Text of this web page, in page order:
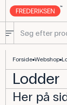
Forside Webshop
Lodder
Her på